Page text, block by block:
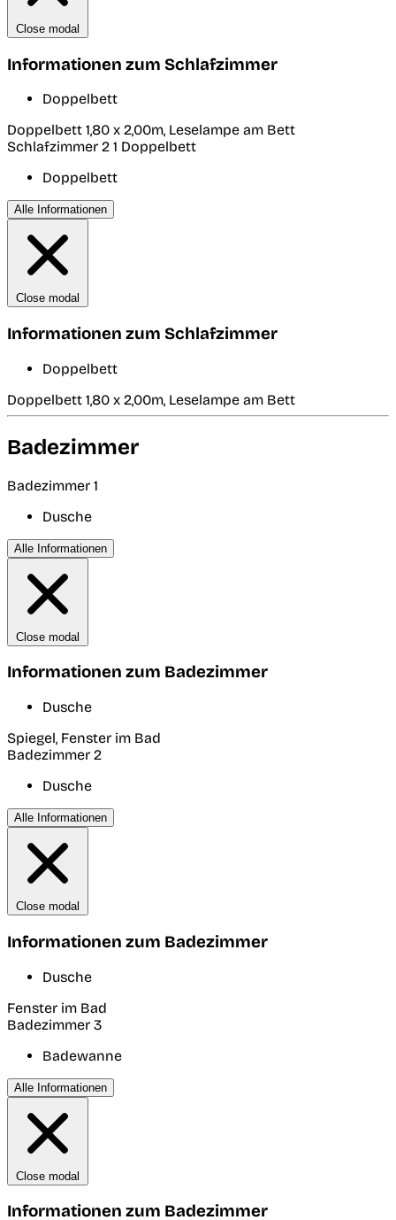
Close modal
Informationen zum Schlafzimmer
Doppelbett
Doppelbett 1,80 x 2,00m, Leselampe am Bett
Schlafzimmer 2 1 Doppelbett
Doppelbett
Alle Informationen
Close modal
Informationen zum Schlafzimmer
Doppelbett
Doppelbett 1,80 x 2,00m, Leselampe am Bett
Badezimmer
Badezimmer 1
Dusche
Alle Informationen
Close modal
Informationen zum Badezimmer
Dusche
Spiegel, Fenster im Bad
Badezimmer 2
Dusche
Alle Informationen
Close modal
Informationen zum Badezimmer
Dusche
Fenster im Bad
Badezimmer 3
Badewanne
Alle Informationen
Close modal
Informationen zum Badezimmer